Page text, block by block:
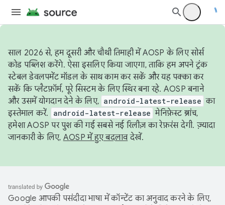
साल 2026 से, हम दूसरी और चौथी तिमाही में AOSP के लिए सोर्स
कोड पब्लिश करेंगे. ऐसा इसलिए किया जाएगा, ताकि हम अपने ट्रंक
स्टेबल डेवलपमेंट मॉडल के साथ काम कर सकें और यह पक्का कर
सकें कि प्लैटफ़ॉर्म, पूरे सिस्टम के लिए स्थिर बना रहे. AOSP बनाने
और उसमें योगदान देने के लिए, android-latest-release का
इस्तेमाल करें.
android-latest-release मेनिफ़ेस्ट ब्रांच,
हमेशा AOSP पर पुश की गई सबसे नई रिलीज़ का रेफ़रंस देगी. ज़्यादा
जानकारी के लिए, AOSP में हुए बदलावदेखें.
Google आपकी पसंदीदा भाषा में कॉन्टेंट का अनुवाद करने के लिए,